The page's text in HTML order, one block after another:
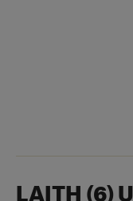
LAITH (6)